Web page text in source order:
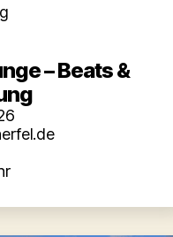
– Beats &